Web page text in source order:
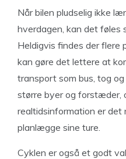
Når bilen pludselig ikke
hverdagen, kan det føles
Heldigvis findes der flere
kan gøre det lettere at
transport som bus, tog
større byer og forstæder,
realtidsinformation er det
planlægge sine ture.
Cyklen er også et godt